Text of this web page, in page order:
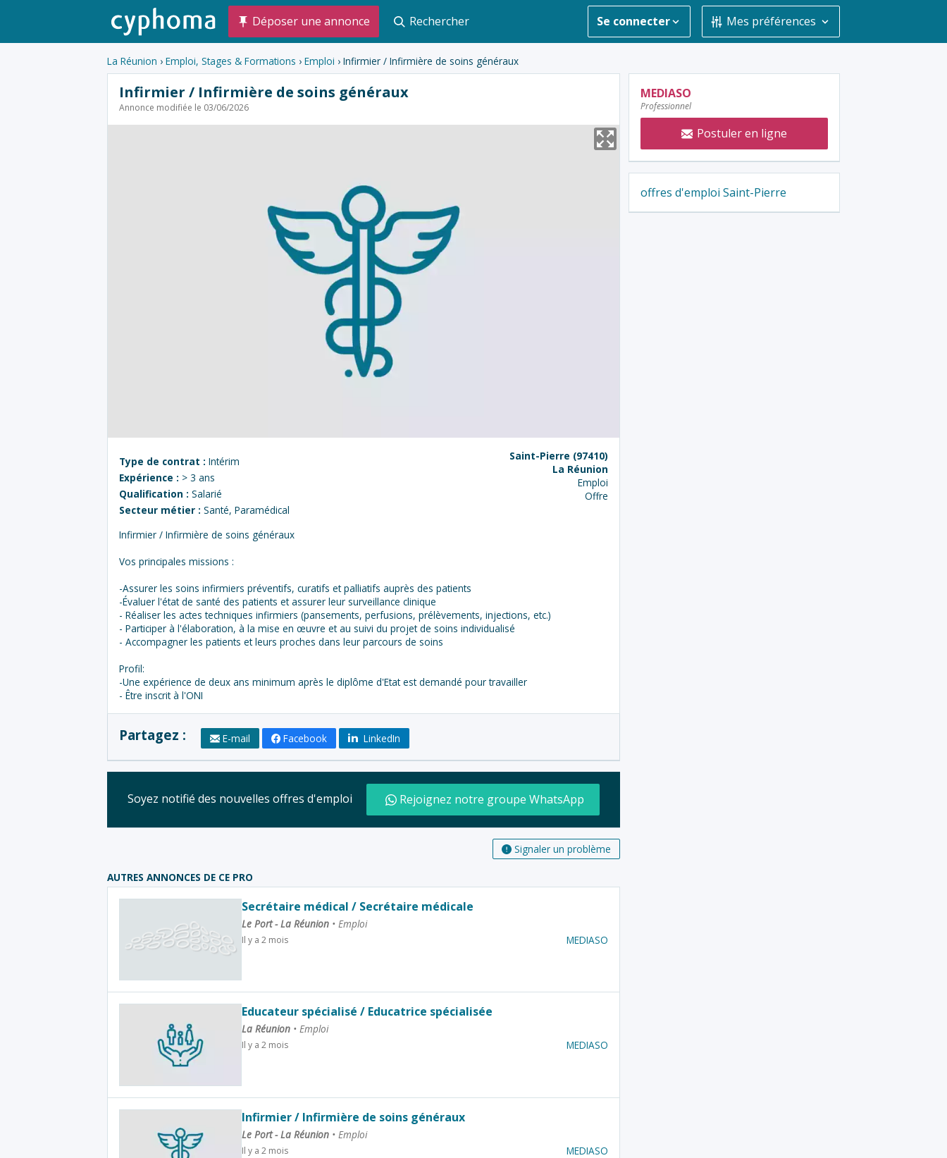
Déposer une annonce Rechercher Se connecter Mes préférences
La Réunion › Emploi, Stages & Formations › Emploi › Infirmier / Infirmière de soins généraux
Infirmier / Infirmière de soins généraux
Annonce modifiée le 03/06/2026
Type de contrat : Intérim
Expérience : > 3 ans
Qualification : Salarié
Secteur métier : Santé, Paramédical
Saint-Pierre (97410)
La Réunion
Emploi
Offre
Infirmier / Infirmière de soins généraux
Vos principales missions :
-Assurer les soins infirmiers préventifs, curatifs et palliatifs auprès des patients
-Évaluer l'état de santé des patients et assurer leur surveillance clinique
- Réaliser les actes techniques infirmiers (pansements, perfusions, prélèvements, injections, etc.)
- Participer à l'élaboration, à la mise en œuvre et au suivi du projet de soins individualisé
- Accompagner les patients et leurs proches dans leur parcours de soins
Profil:
-Une expérience de deux ans minimum après le diplôme d'Etat est demandé pour travailler
- Être inscrit à l'ONI
Partagez : E-mail Facebook LinkedIn
Soyez notifié des nouvelles offres d'emploi Rejoignez notre groupe WhatsApp
Signaler un problème
AUTRES ANNONCES DE CE PRO
Secrétaire médical / Secrétaire médicale
Le Port - La Réunion • Emploi
Il y a 2 mois MEDIASO
Educateur spécialisé / Educatrice spécialisée
La Réunion • Emploi
Il y a 2 mois MEDIASO
Infirmier / Infirmière de soins généraux
Le Port - La Réunion • Emploi
Il y a 2 mois MEDIASO
Contacter
l'annonceur
MEDIASO
Professionnel
Postuler en ligne
offres d'emploi Saint-Pierre